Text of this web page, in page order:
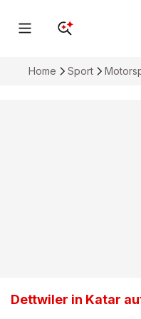
Home Sport
Dettwiler in Katar